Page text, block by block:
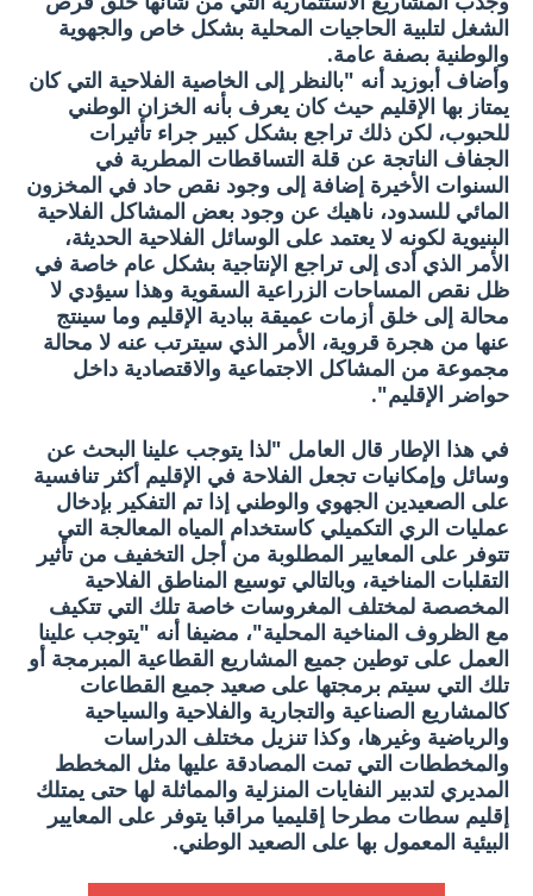
الشغل لتلبية الحاجيات المحلية بشكل خاص والجهوية
والوطنية بصفة عامة.
وأضاف أبوزيد أنه "بالنظر إلى الخاصية الفلاحية التي كان
يمتاز بها الإقليم حيث كان يعرف بأنه الخزان الوطني
للحبوب، لكن ذلك تراجع بشكل كبير جراء تأثيرات
الجفاف الناتجة عن قلة التساقطات المطرية في
السنوات الأخيرة إضافة إلى وجود نقص حاد في المخزون
المائي للسدود، ناهيك عن وجود بعض المشاكل الفلاحية
البنيوية لكونه لا يعتمد على الوسائل الفلاحية الحديثة،
الأمر الذي أدى إلى تراجع الإنتاجية بشكل عام خاصة في
ظل نقص المساحات الزراعية السقوية وهذا سيؤدي لا
محالة إلى خلق أزمات عميقة ببادية الإقليم وما سينتج
عنها من هجرة قروية، الأمر الذي سيترتب عنه لا محالة
مجموعة من المشاكل الاجتماعية والاقتصادية داخل
حواضر الإقليم".
في هذا الإطار قال العامل "لذا يتوجب علينا البحث عن
وسائل وإمكانيات تجعل الفلاحة في الإقليم أكثر تنافسية
على الصعيدين الجهوي والوطني إذا تم التفكير بإدخال
عمليات الري التكميلي كاستخدام المياه المعالجة التي
تتوفر على المعايير المطلوبة من أجل التخفيف من تأثير
التقلبات المناخية، وبالتالي توسيع المناطق الفلاحية
المخصصة لمختلف المغروسات خاصة تلك التي تتكيف
مع الظروف المناخية المحلية"، مضيفا أنه "يتوجب علينا
العمل على توطين جميع المشاريع القطاعية المبرمجة أو
تلك التي سيتم برمجتها على صعيد جميع القطاعات
كالمشاريع الصناعية والتجارية والفلاحية والسياحية
والرياضية وغيرها، وكذا تنزيل مختلف الدراسات
والمخططات التي تمت المصادقة عليها مثل المخطط
المديري لتدبير النفايات المنزلية والمماثلة لها حتى يمتلك
إقليم سطات مطرحا إقليميا مراقبا يتوفر على المعايير
البيئية المعمول بها على الصعيد الوطني.